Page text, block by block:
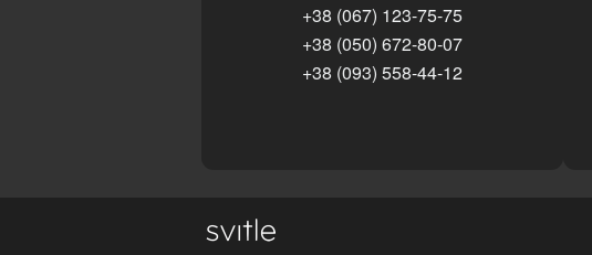
+38 (067) 123-75-75
+38 (050) 672-80-07
+38 (093) 558-44-12